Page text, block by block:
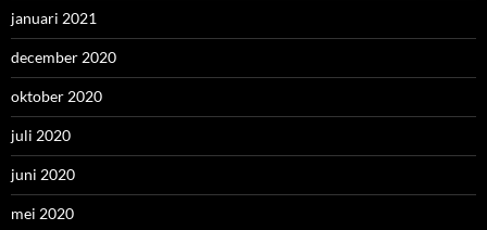
januari 2021
december 2020
oktober 2020
juli 2020
juni 2020
mei 2020